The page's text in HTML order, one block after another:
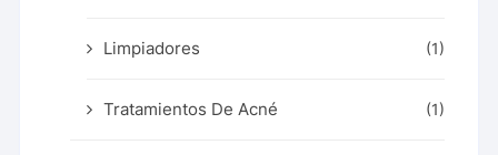
Limpiadores (1)
Tratamientos De Acné (1)